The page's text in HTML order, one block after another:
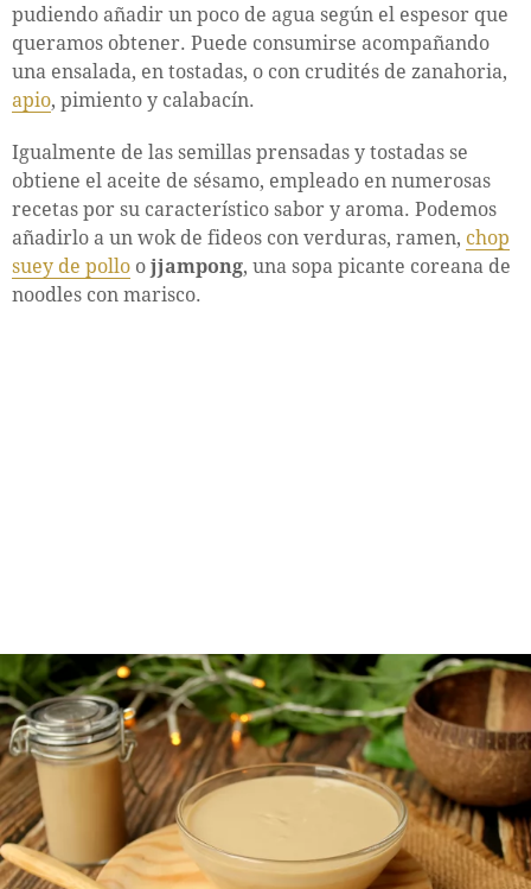
pudiendo añadir un poco de agua según el espesor que
queramos obtener. Puede consumirse acompañando
una ensalada, en tostadas, o con crudités de zanahoria,
apio, pimiento y calabacín.
Igualmente de las semillas prensadas y tostadas se
obtiene el aceite de sésamo, empleado en numerosas
recetas por su característico sabor y aroma. Podemos
añadirlo a un wok de fideos con verduras, ramen, chop
suey de pollo o jjampong, una sopa picante coreana de
noodles con marisco.